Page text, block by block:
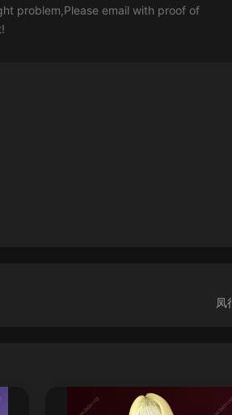
problem,Please email with proof of
凤